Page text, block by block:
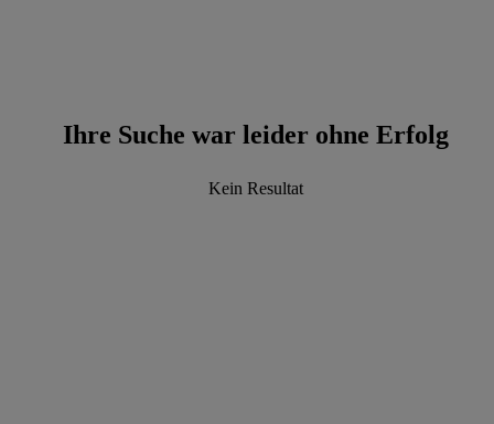
Ihre Suche war leider ohne Erfolg
Kein Resultat